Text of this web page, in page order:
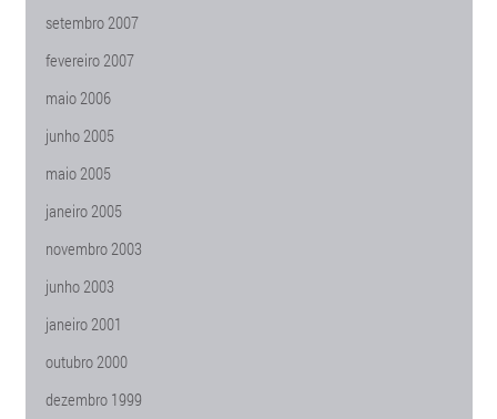
setembro 2007
fevereiro 2007
maio 2006
junho 2005
maio 2005
janeiro 2005
novembro 2003
junho 2003
janeiro 2001
outubro 2000
dezembro 1999